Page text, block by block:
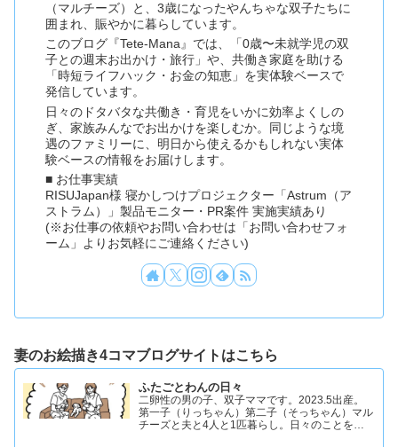
（マルチーズ）と、3歳になったやんちゃな双子たちに
囲まれ、賑やかに暮らしています。
このブログ『Tete-Mana』では、「0歳〜未就学児の双
子との週末お出かけ・旅行」や、共働き家庭を助ける
「時短ライフハック・お金の知恵」を実体験ベースで
発信しています。
日々のドタバタな共働き・育児をいかに効率よくしの
ぎ、家族みんなでお出かけを楽しむか。同じような境
遇のファミリーに、明日から使えるかもしれない実体
験ベースの情報をお届けします。
■ お仕事実績
RISUJapan様 寝かしつけプロジェクター「Astrum（ア
ストラム）」製品モニター・PR案件 実施実績あり
(※お仕事の依頼やお問い合わせは「お問い合わせフォ
ーム」よりお気軽にご連絡ください)
妻のお絵描き4コマブログサイトはこちら
ふたごとわんの日々
二卵性の男の子、双子ママです。2023.5出産。
第一子（りっちゃん）第二子（そっちゃん）マル
チーズと夫と4人と1匹暮らし。日々のことを忘